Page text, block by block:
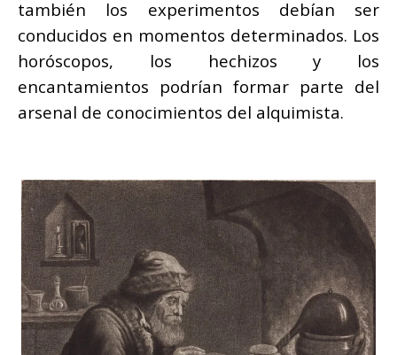
también los experimentos debían ser
conducidos en momentos determinados. Los
horóscopos, los hechizos y los
encantamientos podrían formar parte del
arsenal de conocimientos del alquimista.